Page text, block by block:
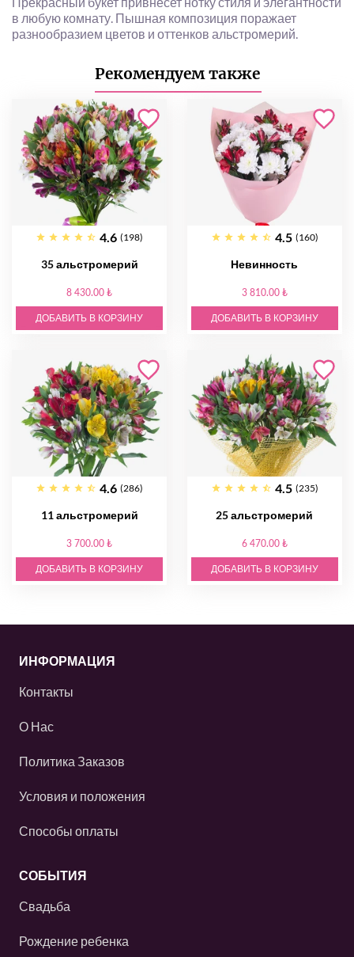
в любую комнату. Пышная композиция поражает
разнообразием цветов и оттенков альстромерий.
Рекомендуем также
4.6 (198)
35 альстромерий
8 430.00 ₺
ДОБАВИТЬ В КОРЗИНУ
4.5 (160)
Невинность
3 810.00 ₺
ДОБАВИТЬ В КОРЗИНУ
4.6 (286)
11 альстромерий
3 700.00 ₺
ДОБАВИТЬ В КОРЗИНУ
4.5 (235)
25 альстромерий
6 470.00 ₺
ДОБАВИТЬ В КОРЗИНУ
ИНФОРМАЦИЯ
Контакты
О Нас
Политика Заказов
Условия и положения
Способы оплаты
СОБЫТИЯ
Свадьба
Рождение ребенка